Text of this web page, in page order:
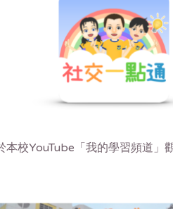
校YouTube「我的學習頻道」